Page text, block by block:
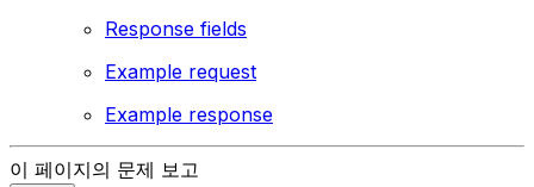
Response fields
Example request
Example response
이 페이지의 문제 보고